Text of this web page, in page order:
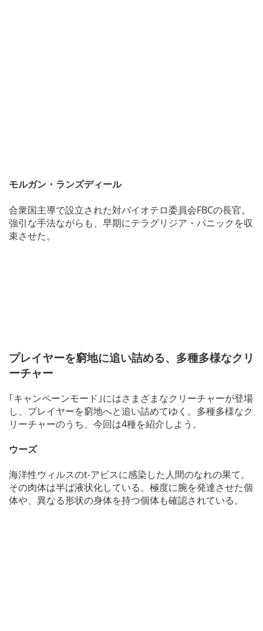
モルガン・ランズディール
合衆国主導で設立された対バイオテロ委員会FBCの長官。
強引な手法ながらも、早期にテラグリジア・パニックを収
束させた。
プレイヤーを窮地に追い詰める、多種多様なクリ
ーチャー
｢キャンペーンモード｣にはさまざまなクリーチャーが登場
し、プレイヤーを窮地へと追い詰めてゆく。多種多様なク
リーチャーのうち、今回は4種を紹介しよう。
ウーズ
海洋性ウィルスのt-アビスに感染した人間のなれの果て。
その肉体は半ば液状化している。極度に腕を発達させた個
体や、異なる形状の身体を持つ個体も確認されている。